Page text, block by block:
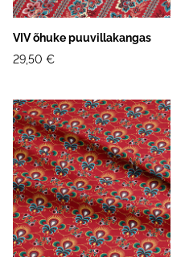
VIV õhuke puuvillakangas
29,50 €